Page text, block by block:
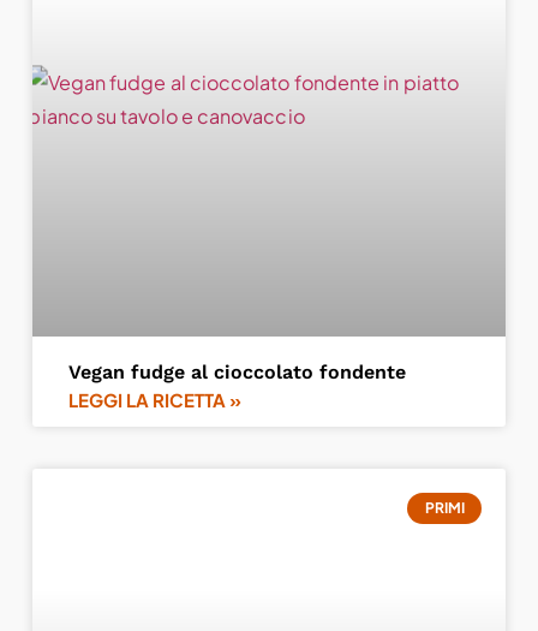
Vegan fudge al cioccolato fondente
LEGGI LA RICETTA »
PRIMI